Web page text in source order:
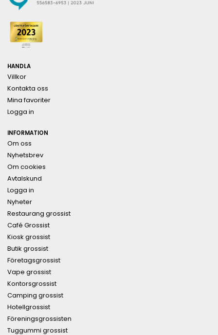
HANDLA
Villkor
Kontakta oss
Mina favoriter
Logga in
INFORMATION
Om oss
Nyhetsbrev
Om cookies
Avtalskund
Logga in
Nyheter
Restaurang grossist
Café Grossist
Kiosk grossist
Butik grossist
Företagsgrossist
Vape grossist
Kontorsgrossist
Camping grossist
Hotellgrossist
Föreningsgrossisten
Tuggummi grossist